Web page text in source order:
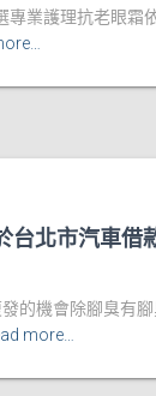
業護理抗老眼霜
台北市汽車借
的機會除腳臭有
more…